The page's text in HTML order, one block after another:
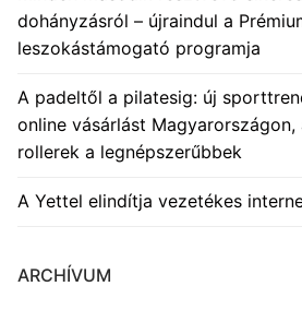
dohányzásról – újraindul a
leszokástámogató programja
A padeltől a pilatesig: új
online vásárlást
rollerek a legnépszerűbbek
A Yettel elindítja vezetékes
ARCHÍVUM